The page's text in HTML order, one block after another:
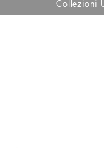
Collezioni